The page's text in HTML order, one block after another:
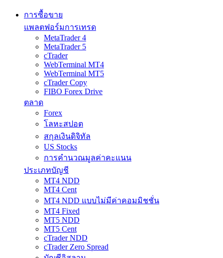
การซื้อขาย
แพลตฟอร์มการเทรด
MetaTrader 4
MetaTrader 5
cTrader
WebTerminal MT4
WebTerminal MT5
cTrader Copy
FIBO Forex Drive
ตลาด
Forex
โลหะสปอต
สกุลเงินดิจิทัล
US Stocks
การคำนวณมูลค่าคะแนน
ประเภทบัญชี
MT4 NDD
MT4 Cent
MT4 NDD แบบไม่มีค่าคอมมิชชั่น
MT4 Fixed
MT5 NDD
MT5 Cent
cTrader NDD
cTrader Zero Spread